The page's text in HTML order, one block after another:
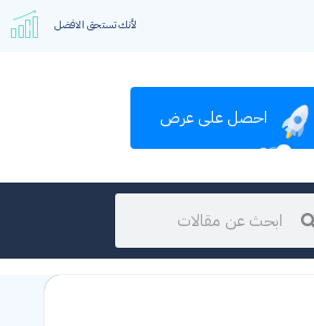
لأنك تستحق الافضل
احصل على عرض